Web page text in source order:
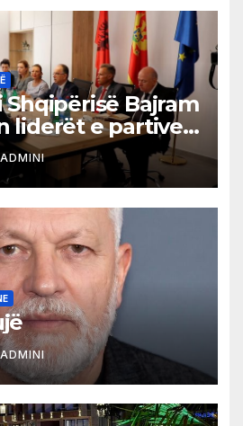
Bajram
liderët e partive
Ulqin
ADMINI
ADMINI